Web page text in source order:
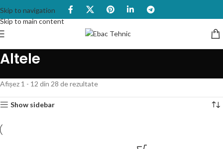
Skip to navigation
Skip to main content
Altele
Afișez 1 - 12 din 28 de rezultate
Show sidebar